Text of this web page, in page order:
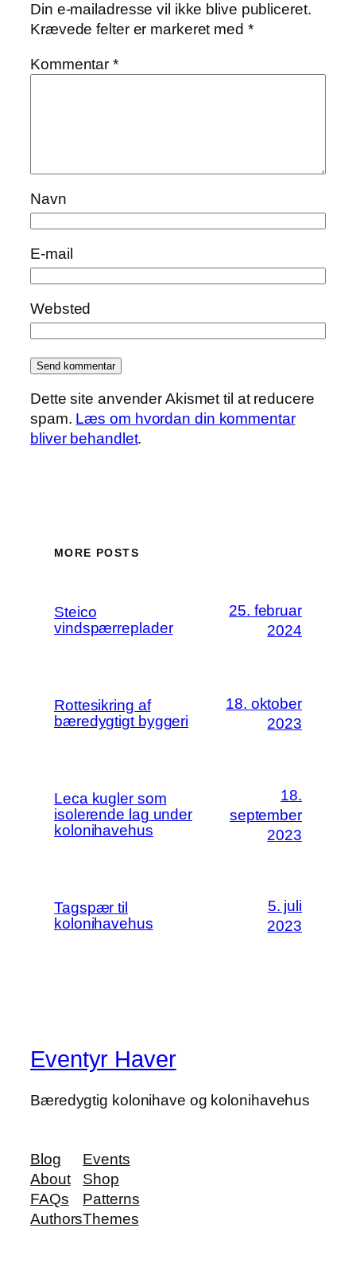
Din e-mailadresse vil ikke blive publiceret.
Krævede felter er markeret med *
Kommentar*
Navn
E-mail
Websted
Dette site anvender Akismet til at reducere
spam. Læs om hvordan din kommentar
bliver behandlet.
MORE POSTS
Steico
vindspærreplader
25. februar
2024
Rottesikring af
bæredygtigt byggeri
18. oktober
2023
Leca kugler som
isolerende lag under
kolonihavehus
18.
september
2023
Tagspær til
kolonihavehus
5. juli
2023
Eventyr Haver
Bæredygtig kolonihave og kolonihavehus
Blog
About
FAQs
Authors
Events
Shop
Patterns
Themes